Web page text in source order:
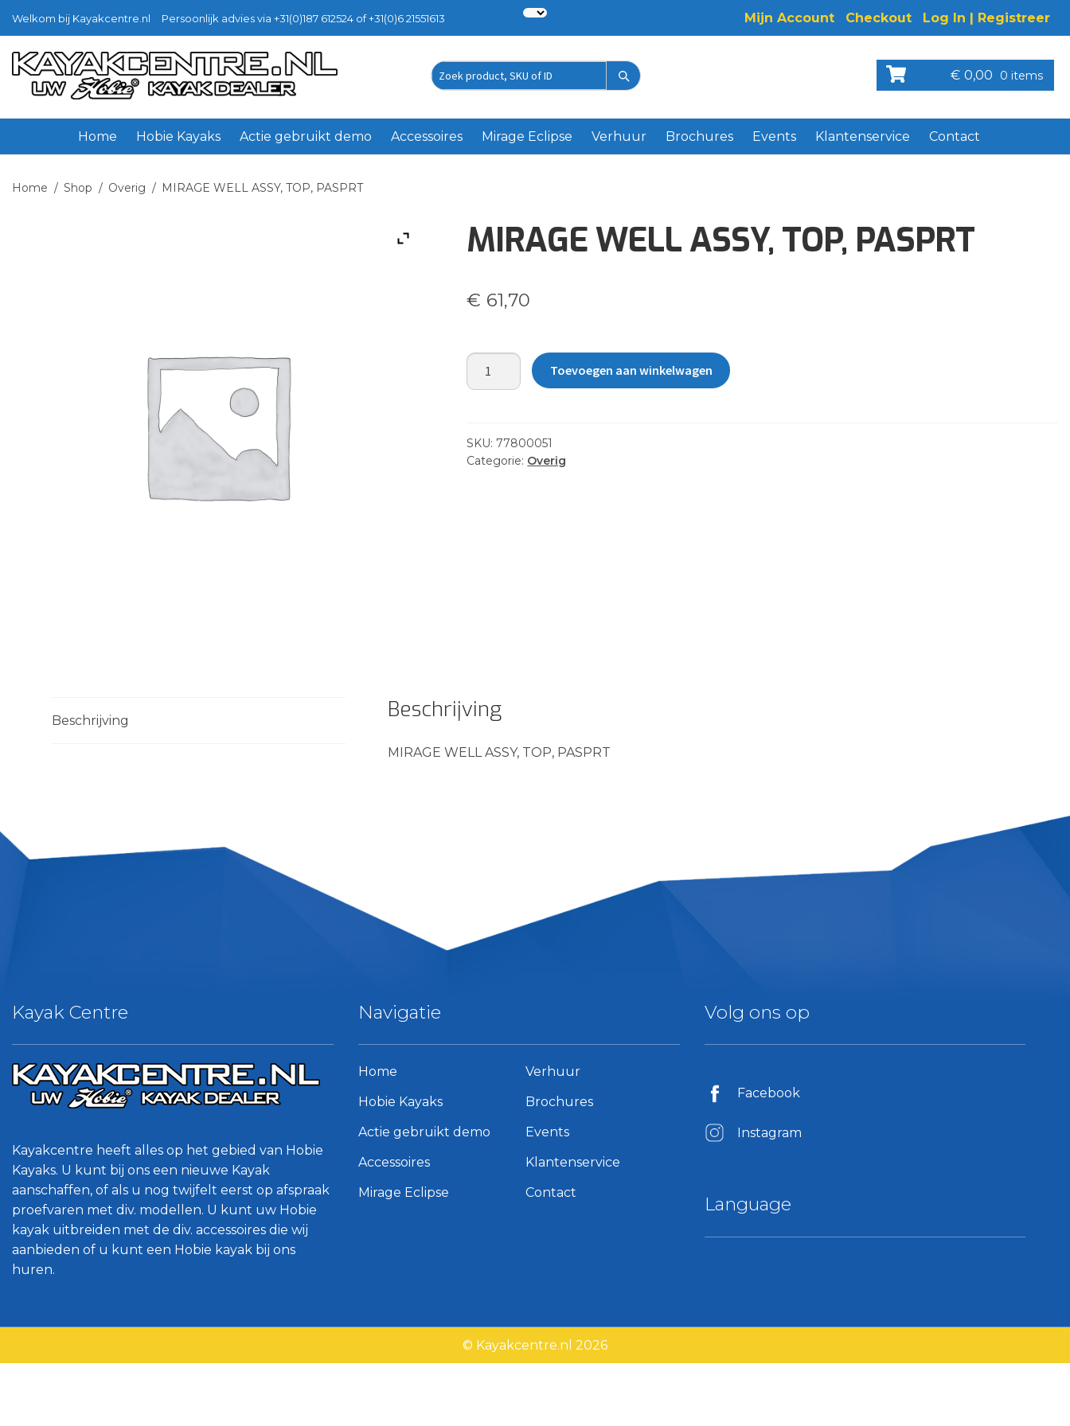
Welkom bij Kayakcentre.nl Persoonlijk advies via +31(0)187 612524 of +31(0)6 21551613 Mijn Account Checkout Log In | Registreer
Ga
door
naar
navigatie
Ga
naar
inhoud
Zoek
€ 0,00 0 items
Home Hobie Kayaks Actie gebruikt demo Accessoires Mirage Eclipse Verhuur Brochures Events Klantenservice Contact
Home / Shop / Overig / MIRAGE WELL ASSY, TOP, PASPRT
MIRAGE WELL ASSY, TOP, PASPRT
€ 61,70
MIRAGE
WELL
PASPRT
aantal
Toevoegen aan winkelwagen
SKU: 77800051
Categorie: Overig
Beschrijving Beschrijving
MIRAGE WELL ASSY, TOP, PASPRT
Kayak Centre
Kayakcentre heeft alles op het gebied van Hobie
Kayaks. U kunt bij ons een nieuwe Kayak
aanschaffen, of als u nog twijfelt eerst op afspraak
proefvaren met div. modellen. U kunt uw Hobie
kayak uitbreiden met de div. accessoires die wij
aanbieden of u kunt een Hobie kayak bij ons
huren.
Navigatie
Home
Hobie Kayaks
Actie gebruikt demo
Accessoires
Mirage Eclipse
Verhuur
Brochures
Events
Klantenservice
Contact
Volg ons op
Facebook
Instagram
Language
© Kayakcentre.nl 2026